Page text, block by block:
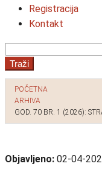
Registracija
Kontakt
Traži
POČETNA
ARHIVA
GOD. 70 BR. 1 (2026):
Objavljeno: 02-04-